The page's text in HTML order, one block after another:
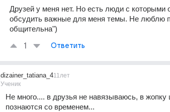
Друзей у меня нет. Но есть люди с
обсудить важные для меня темы. Не люблю
общительна")
1 Ответить
dizainer_tatiana_4
Ученик
11лет
Не много.... в друзья не навязываюсь, в
познаются со временем...